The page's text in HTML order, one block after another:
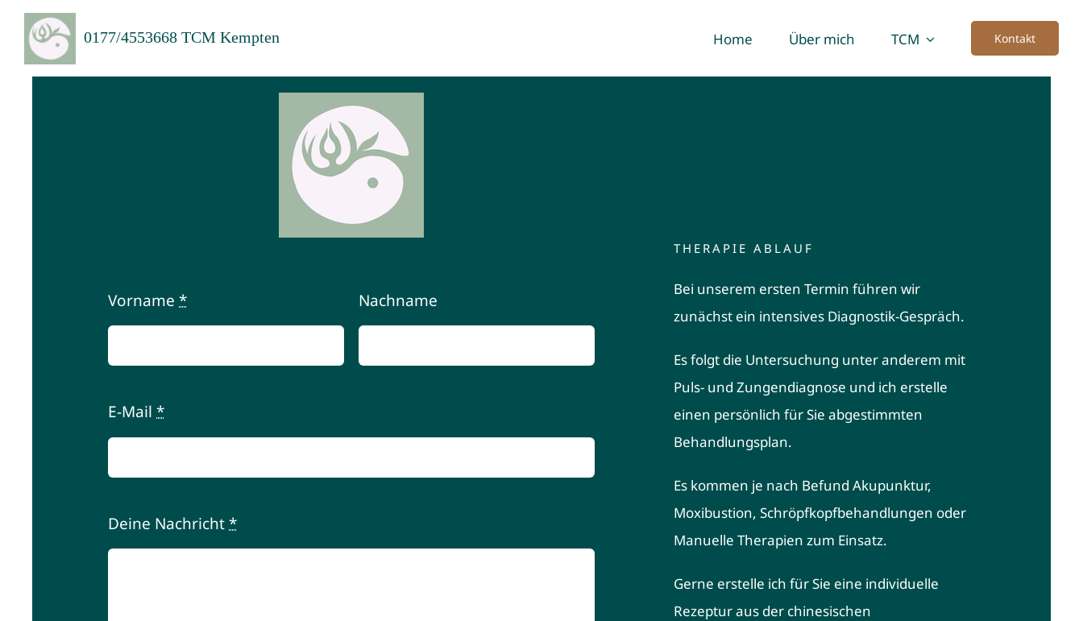
Zum
Inhalt
springen
0177/4553668 TCM Kempten Home Über mich TCM Kontakt
Vorname* Nachname
E-Mail*
Deine Nachricht*
THERAPIE ABLAUF
Bei unserem ersten Termin führen wir
zunächst ein intensives Diagnostik-Gespräch.
Es folgt die Untersuchung unter anderem mit
Puls- und Zungendiagnose und ich erstelle
einen persönlich für Sie abgestimmten
Behandlungsplan.
Es kommen je nach Befund Akupunktur,
Moxibustion, Schröpfkopfbehandlungen oder
Manuelle Therapien zum Einsatz.
Gerne erstelle ich für Sie eine individuelle
Rezeptur aus der chinesischen